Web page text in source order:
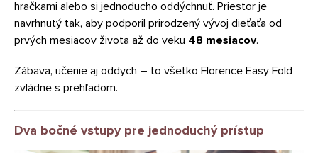
hračkami alebo si jednoducho oddýchnuť. Priestor je
navrhnutý tak, aby podporil prirodzený vývoj dieťaťa od
prvých mesiacov života až do veku 48 mesiacov.
Zábava, učenie aj oddych – to všetko Florence Easy Fold
zvládne s prehľadom.
Dva bočné vstupy pre jednoduchý prístup